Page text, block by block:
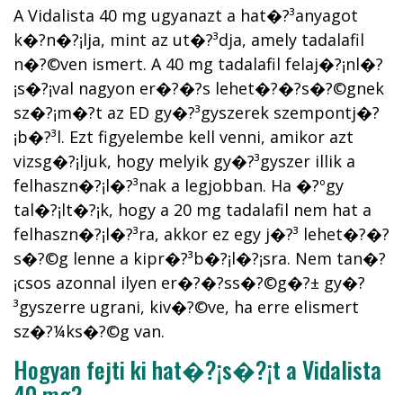
A Vidalista 40 mg ugyanazt a hat�?³anyagot
k�?­n�?¡lja, mint az ut�?³dja, amely tadalafil
n�?©ven ismert. A 40 mg tadalafil felaj�?¡nl�?
¡s�?¡val nagyon er�?�?s lehet�?�?s�?©gnek
sz�?¡m�?­t az ED gy�?³gyszerek szempontj�?
¡b�?³l. Ezt figyelembe kell venni, amikor azt
vizsg�?¡ljuk, hogy melyik gy�?³gyszer illik a
felhaszn�?¡l�?³nak a legjobban. Ha �?ºgy
tal�?¡lt�?¡k, hogy a 20 mg tadalafil nem hat a
felhaszn�?¡l�?³ra, akkor ez egy j�?³ lehet�?�?
s�?©g lenne a kipr�?³b�?¡l�?¡sra. Nem tan�?
¡csos azonnal ilyen er�?�?ss�?©g�?± gy�?
³gyszerre ugrani, kiv�?©ve, ha erre elismert
sz�?¼ks�?©g van.
Hogyan fejti ki hat�?¡s�?¡t a Vidalista